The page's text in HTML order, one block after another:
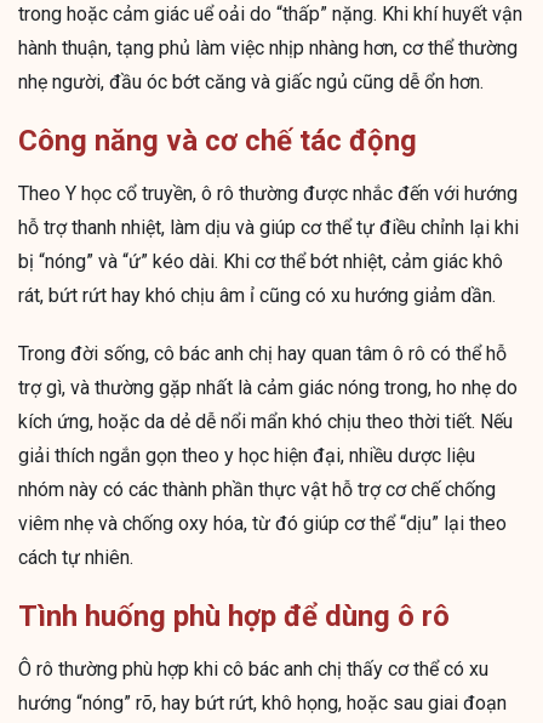
trong hoặc cảm giác uể oải do “thấp” nặng. Khi khí huyết vận
hành thuận, tạng phủ làm việc nhịp nhàng hơn, cơ thể thường
nhẹ người, đầu óc bớt căng và giấc ngủ cũng dễ ổn hơn.
Công năng và cơ chế tác động
Theo Y học cổ truyền, ô rô thường được nhắc đến với hướng
hỗ trợ thanh nhiệt, làm dịu và giúp cơ thể tự điều chỉnh lại khi
bị “nóng” và “ứ” kéo dài. Khi cơ thể bớt nhiệt, cảm giác khô
rát, bứt rứt hay khó chịu âm ỉ cũng có xu hướng giảm dần.
Trong đời sống, cô bác anh chị hay quan tâm ô rô có thể hỗ
trợ gì, và thường gặp nhất là cảm giác nóng trong, ho nhẹ do
kích ứng, hoặc da dẻ dễ nổi mẩn khó chịu theo thời tiết. Nếu
giải thích ngắn gọn theo y học hiện đại, nhiều dược liệu
nhóm này có các thành phần thực vật hỗ trợ cơ chế chống
viêm nhẹ và chống oxy hóa, từ đó giúp cơ thể “dịu” lại theo
cách tự nhiên.
Tình huống phù hợp để dùng ô rô
Ô rô thường phù hợp khi cô bác anh chị thấy cơ thể có xu
hướng “nóng” rõ, hay bứt rứt, khô họng, hoặc sau giai đoạn